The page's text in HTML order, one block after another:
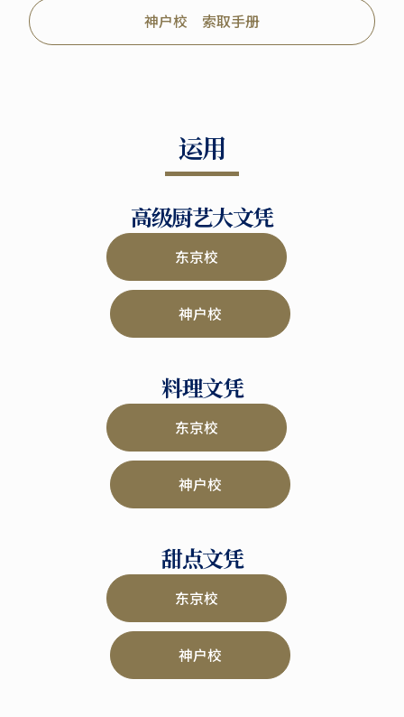
神户校 索取手册
运用
高级厨艺大文凭
东京校
神户校
料理文凭
东京校
神户校
甜点文凭
东京校
神户校